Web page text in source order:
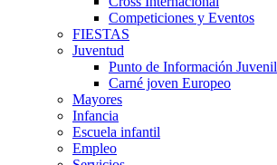
Competiciones y Eventos
FIESTAS
Juventud
Punto de Información Juvenil
Carné joven Europeo
Mayores
Infancia
Escuela infantil
Empleo